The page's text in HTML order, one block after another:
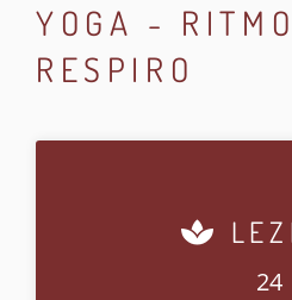
YOGA -
RESPIRO
24